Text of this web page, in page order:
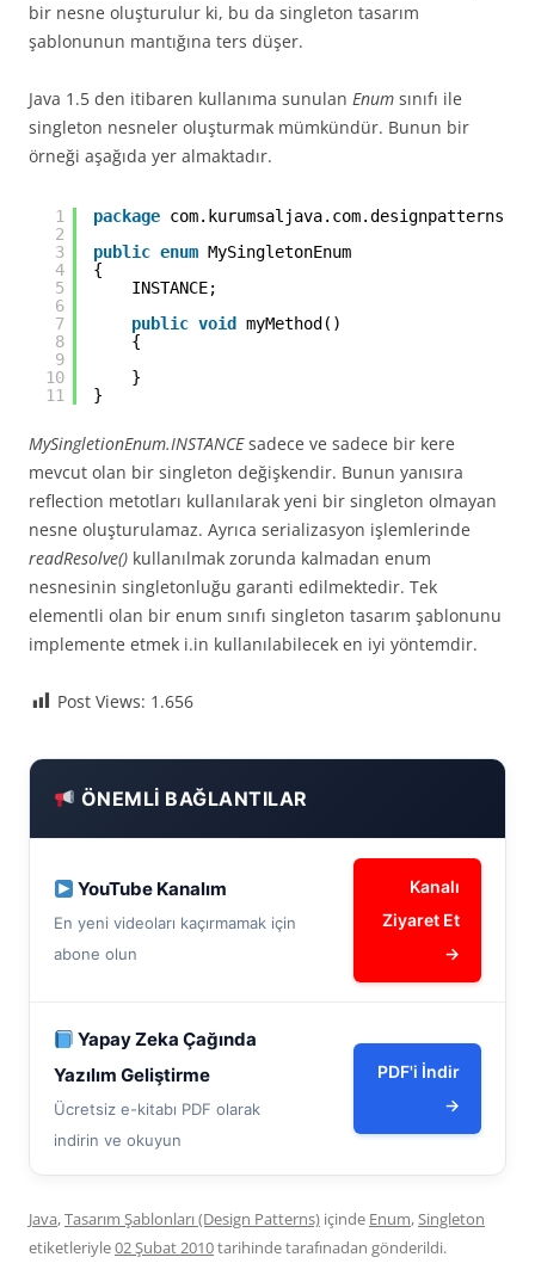
bir nesne oluşturulur ki, bu da singleton tasarım
şablonunun mantığına ters düşer.
Java 1.5 den itibaren kullanıma sunulan Enum sınıfı ile
singleton nesneler oluşturmak mümkündür. Bunun bir
örneği aşağıda yer almaktadır.
1
2
3
4
5
6
7
8
9
10
11
package
public enum MySingletonEnum
{
INSTANCE;
public void
myMethod()
{
}
}
MySingletionEnum.INSTANCEsadece ve sadece bir kere
mevcut olan bir singleton değişkendir. Bunun yanısıra
reflection metotları kullanılarak yeni bir singleton olmayan
nesne oluşturulamaz. Ayrıca serializasyon işlemlerinde
readResolve() kullanılmak zorunda kalmadan enum
nesnesinin singletonluğu garanti edilmektedir. Tek
elementli olan bir enum sınıfı singleton tasarım şablonunu
implemente etmek i.in kullanılabilecek en iyi yöntemdir.
Post Views: 1.656
ÖNEMLI BAĞLANTILAR
YouTube Kanalım
En yeni videoları kaçırmamak için
abone olun
Kanalı
Ziyaret Et
→
Yapay Zeka Çağında
Yazılım Geliştirme
Ücretsiz e-kitabı PDF olarak
indirin ve okuyun
PDF'i İndir
→
Java,Tasarım Şablonları (Design Patterns) içinde Enum,Singleton
etiketleriyle02 Şubat 2010tarihindetarafınadan gönderildi.